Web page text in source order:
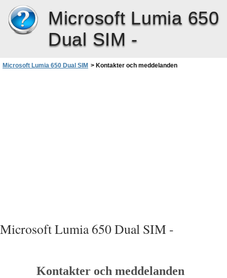
Microsoft Lumia 650
Dual SIM -
Microsoft Lumia 650 Dual SIM > Kontakter och meddelanden
Microsoft Lumia 650 Dual SIM -
Kontakter och meddelanden